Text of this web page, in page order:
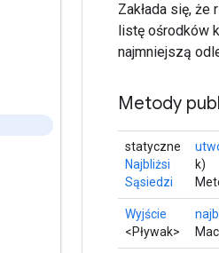
Zakłada się,
listę ośrodków
najmniejszą
Metody
statyczne
Najbliżsi
Sąsiedzi
k)
Wyjście
<Pływak>